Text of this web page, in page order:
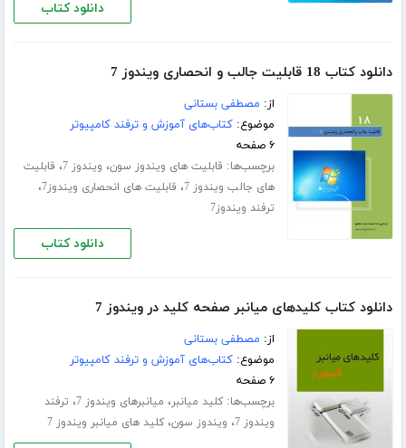
دانلود کتاب
دانلود کتاب 18 قابلیت جالب و انحصاری ویندوز 7
از: مصطفی بستانی
موضوع:کتاب‌های آموزش و ترفند کامپیوتر
۶ صفحه
برچسب‌ها: قابلیت های ویندوز سون، ویندوز 7 ، قابلیت
های جالب ویندوز 7 ، قابلیت های انحصاری ویندوز7 ،
ترفند ویندوز7
دانلود کتاب
دانلود کتاب کلیدهای میانبر صفحه کلید در ویندوز 7
از: مصطفی بستانی
موضوع:کتاب‌های آموزش و ترفند کامپیوتر
۶ صفحه
برچسب‌ها:کلید میانبر، میانبرهای ویندوز 7 ، ترفند
ویندوز 7 ، ویندوز سون،کلید های میانبر ویندوز 7